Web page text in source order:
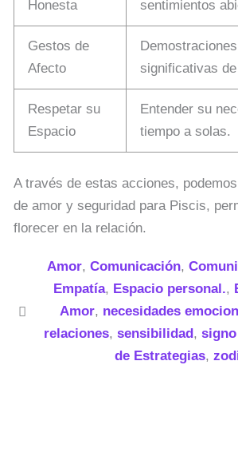
Honesta
sentimientos
Gestos de
Afecto
significativas de
Respetar su
Espacio
Entender su
tiempo a solas.
A través de estas acciones,
de amor y seguridad para Piscis,
florecer en la relación.
Amor, Comunicación,
Empatía, Espacio personal.,
Amor, necesidades
relaciones, sensibilidad,
de Estrategias,